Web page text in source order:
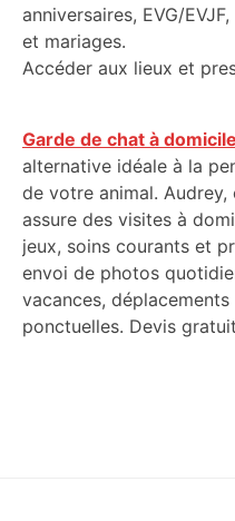
anniversaires, EVG/
et mariages.
Accéder aux lieux et
Garde de chat à
alternative idéale à la
de votre animal.
assure des visites à
jeux, soins courants et
envoi de photos
vacances,
ponctuelles. Devis